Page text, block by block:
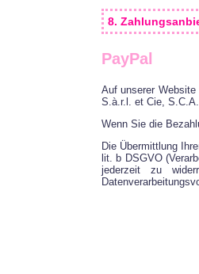
8.
PayPal
Auf unserer
S.à.r.l. et Cie,
Wenn Sie die
Die Übermittlung
lit. b DSGVO
jederzeit zu